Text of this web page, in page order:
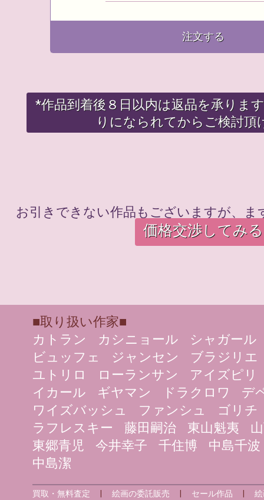
注文する
*作品到着後８日以内は返品を承りま
りになられてからご検討頂
お引きできない作品もございますが、
価格交渉してみる
■取り扱い作家■
カトラン
カシニョール
シャガール
ビュッフェ
ジャンセン
ブラジリエ
ユトリロ
ローランサン
アイズピリ
イカール
ギヤマン ドラクロワ
デ
ワイズバッシュ
ファンシュ
ゴリチ
ラフレスキー
藤田嗣治 東山魁夷
東郷青児
今井幸子 千住博
中島千波
中島潔
買取・無料査定 |絵画の委託販売 セール作品 |